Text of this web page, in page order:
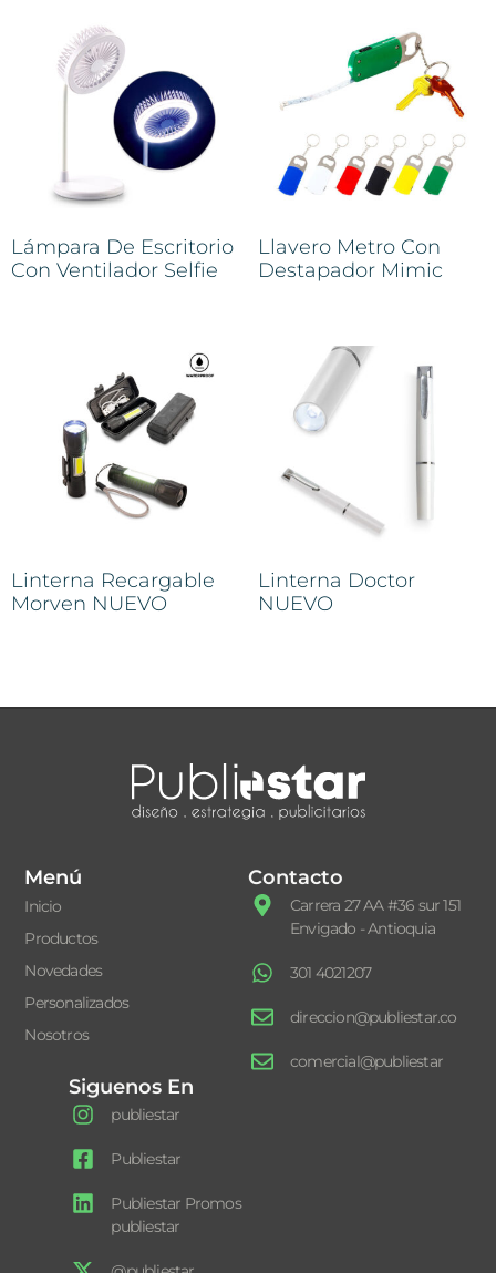
Lámpara De Escritorio
Con Ventilador Selfie
Llavero Metro Con
Destapador Mimic
Linterna Recargable
Morven NUEVO
Linterna Doctor
NUEVO
Menú
Inicio
Productos
Novedades
Personalizados
Nosotros
Contacto
Carrera 27 AA #36 sur 151
Envigado - Antioquia
301 4021207
direccion@publiestar.co
comercial@publiestar
Siguenos En
publiestar
Publiestar
Publiestar Promos
publiestar